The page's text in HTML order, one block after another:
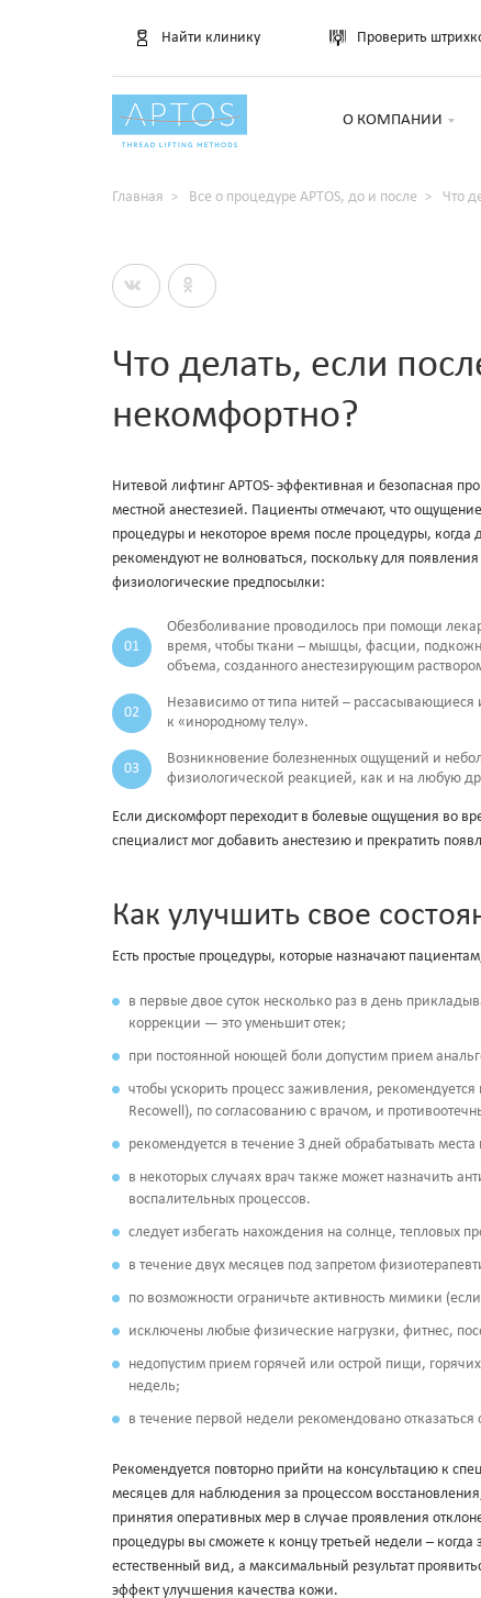
Найти клинику Проверить
О КОМПАНИИ
Главная Все о процедуре APTOS, до и после Что
Что делать, если
некомфортно?
Нитевой лифтинг APTOS- эффективная и безопасная
местной анестезией. Пациенты отмечают, что
процедуры и некоторое время после процедуры, когда
рекомендуют не волноваться, поскольку для
физиологические предпосылки:
Обезболивание проводилось при помощи
время, чтобы ткани – мышцы, фасции,
объема, созданного анестезирующим
Независимо от типа нитей –
к «инородному телу».
Возникновение болезненных ощущений и
физиологической реакцией, как и на любую
Если дискомфорт переходит в болевые ощущения во
специалист мог добавить анестезию и прекратить
Как улучшить свое
Есть простые процедуры, которые назначают
в первые двое суток несколько раз в день
коррекции — это уменьшит отек;
при постоянной ноющей боли допустим прием
чтобы ускорить процесс заживления,
Recowell), по согласованию с врачом, и
рекомендуется в течение 3 дней обрабатывать
в некоторых случаях врач также может назначить
воспалительных процессов.
следует избегать нахождения на солнце, тепловых
в течение двух месяцев под запретом
по возможности ограничьте активность мимики
исключены любые физические нагрузки, фитнес,
недопустим прием горячей или острой пищи,
недель;
в течение первой недели рекомендовано отказаться
Рекомендуется повторно прийти на консультацию к
месяцев для наблюдения за процессом
принятия оперативных мер в случае проявления
процедуры вы сможете к концу третьей недели –
естественный вид, а максимальный результат
эффект улучшения качества кожи.